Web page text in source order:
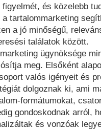
és közelebb
tartalommarketing
a jó minőségű,
találatok között.
ügynöksége
meg. Elsőként
valós igényeit és
dolgoznak ki, ami
formátumokat,
gondoskodnak arról,
és vonzóak